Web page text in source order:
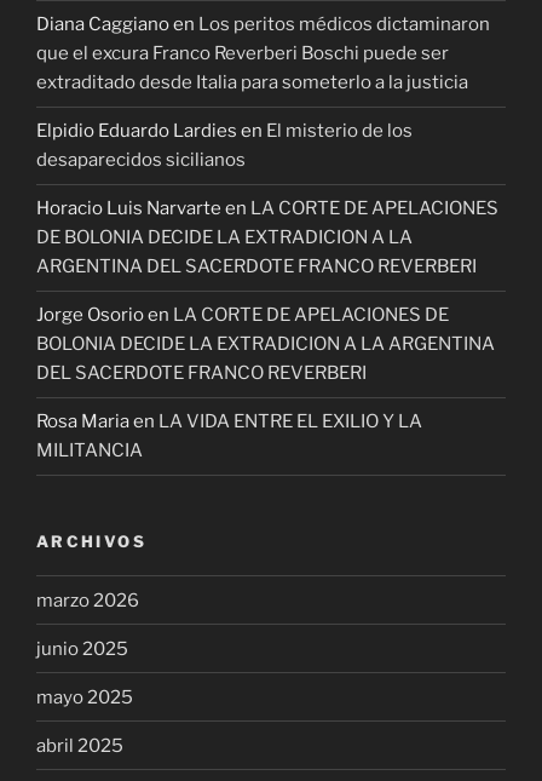
Diana Caggianoen Los peritos médicos dictaminaron
que el excura Franco Reverberi Boschi puede ser
extraditado desde Italia para someterlo a la justicia
Elpidio Eduardo Lardies en El misterio de los
desaparecidos sicilianos
Horacio Luis Narvarte en LA CORTE DE APELACIONES
DE BOLONIA DECIDE LA EXTRADICION A LA
ARGENTINA DEL SACERDOTE FRANCO REVERBERI
Jorge Osorioen LA CORTE DE APELACIONES DE
BOLONIA DECIDE LA EXTRADICION A LA ARGENTINA
DEL SACERDOTE FRANCO REVERBERI
Rosa Mariaen LA VIDA ENTRE EL EXILIO Y LA
MILITANCIA
ARCHIVOS
marzo 2026
junio 2025
mayo 2025
abril 2025